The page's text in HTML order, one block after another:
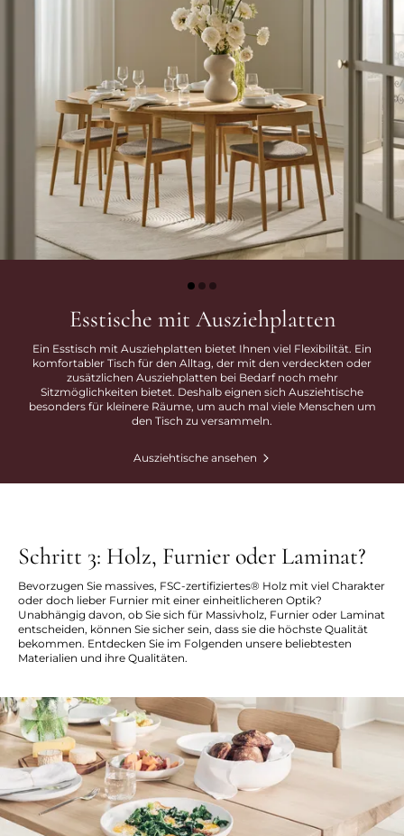
Esstische mit Ausziehplatten
Ein Esstisch mit Ausziehplatten bietet Ihnen viel Flexibilität. Ein
komfortabler Tisch für den Alltag, der mit den verdeckten oder
zusätzlichen Ausziehplatten bei Bedarf noch mehr
Sitzmöglichkeiten bietet. Deshalb eignen sich Ausziehtische
besonders für kleinere Räume, um auch mal viele Menschen um
den Tisch zu versammeln.
Ausziehtische ansehen
Schritt 3: Holz, Furnier oder Laminat?
Bevorzugen Sie massives, FSC-zertifiziertes® Holz mit viel Charakter
oder doch lieber Furnier mit einer einheitlicheren Optik?
Unabhängig davon, ob Sie sich für Massivholz, Furnier oder Laminat
entscheiden, können Sie sicher sein, dass sie die höchste Qualität
bekommen. Entdecken Sie im Folgenden unsere beliebtesten
Materialien und ihre Qualitäten.